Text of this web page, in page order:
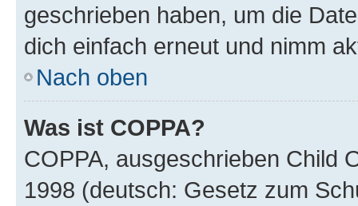
geschrieben haben, um die
dich einfach erneut und nimm
Nach oben
Was ist COPPA?
COPPA, ausgeschrieben Child
1998 (deutsch: Gesetz zum